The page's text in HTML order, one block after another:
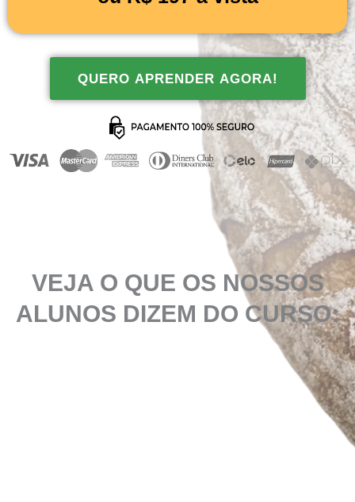
QUERO APRENDER AGORA!
VEJA O QUE OS NOSSOS
ALUNOS DIZEM DO CURSO: